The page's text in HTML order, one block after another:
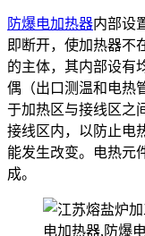
防爆电加热器内部设
即断开，使加热器不
的主体，其内部设有
偶（出口测温和电热
于加热区与接线区之
接线区内，以防止电
能发生改变。电热元
成。